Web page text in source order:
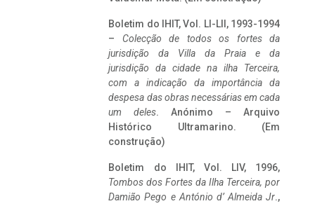
Boletim do IHIT, Vol. LI-LII, 1993-1994
– Colecção de todos os fortes da
jurisdição da Villa da Praia e da
jurisdição da cidade na ilha Terceira,
com a indicação da importância da
despesa das obras necessárias em cada
um deles. Anónimo – Arquivo
Histórico Ultramarino. (Em
construção)
Boletim do IHIT, Vol. LIV, 1996,
Tombos dos Fortes da Ilha Terceira, por
Damião Pego e António d’ Almeida Jr.,